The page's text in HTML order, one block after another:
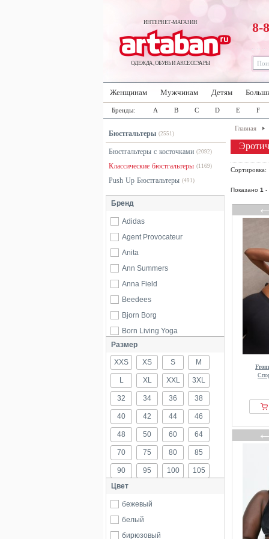
ИНТЕРНЕТ-МАГАЗИН
ОДЕЖДА, ОБУВЬ И АКСЕССУАРЫ
8-
Женщинам Мужчинам Детям
Бренды: A B C D E F
Бюстгальтеры (2551)
Бюстгальтеры с косточками (2092)
Классические бюстгальтеры (1169)
Push Up Бюстгальтеры (491)
Бренд
Adidas
Agent Provocateur
Anita
Ann Summers
Anna Field
Beedees
Bjorn Borg
Born Living Yoga
BOSS
C&City
Cache Coeur
Calida
Calvin Klein
Casall
Cellbes of Sweden
Champion
Chantelle
Damart
Diesel
DIM
DKNY
Размер
XXS XS S M
L XL XXL 3XL
32 34 36 38
40 42 44 46
48 50 60 64
70 75 80 85
90 95 100 105
110
Цвет
бежевый
белый
бирюзовый
Главная
Сортировка:
Показано 1 -